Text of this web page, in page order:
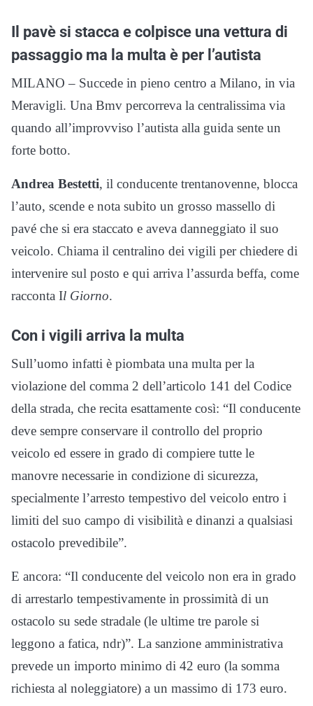
Il pavè si stacca e colpisce una vettura di
passaggio ma la multa è per l’autista
MILANO – Succede in pieno centro a Milano, in via
Meravigli. Una Bmv percorreva la centralissima via
quando all’improvviso l’autista alla guida sente un
forte botto.
Andrea Bestetti, il conducente trentanovenne, blocca
l’auto, scende e nota subito un grosso massello di
pavé che si era staccato e aveva danneggiato il suo
veicolo. Chiama il centralino dei vigili per chiedere di
intervenire sul posto e qui arriva l’assurda beffa, come
racconta Il Giorno.
Con i vigili arriva la multa
Sull’uomo infatti è piombata una multa per la
violazione del comma 2 dell’articolo 141 del Codice
della strada, che recita esattamente così: “Il conducente
deve sempre conservare il controllo del proprio
veicolo ed essere in grado di compiere tutte le
manovre necessarie in condizione di sicurezza,
specialmente l’arresto tempestivo del veicolo entro i
limiti del suo campo di visibilità e dinanzi a qualsiasi
ostacolo prevedibile”.
E ancora: “Il conducente del veicolo non era in grado
di arrestarlo tempestivamente in prossimità di un
ostacolo su sede stradale (le ultime tre parole si
leggono a fatica, ndr)”. La sanzione amministrativa
prevede un importo minimo di 42 euro (la somma
richiesta al noleggiatore) a un massimo di 173 euro.